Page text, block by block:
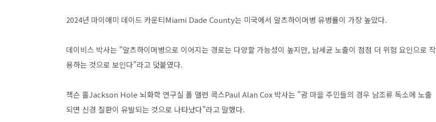
2024년 마이애미 데이드 카운티Miami Dade County는 미국에서 알츠하이머병 유병률이 가장 높았다.
데이비스 박사는 "알츠하이머병으로 이어지는 경로는 다양할 가능성이 높지만, 남세균 노출이 점점 더 위험 요인으로 작
용하는 것으로 보인다"라고 덧붙였다.
잭슨 홀Jackson Hole 뇌화학 연구실 폴 앨런 콕스Paul Alan Cox 박사는 "괌 마을 주민들의 경우 남조류 독소에 노출
되면 신경 질환이 유발되는 것으로 나타났다"라고 말했다.